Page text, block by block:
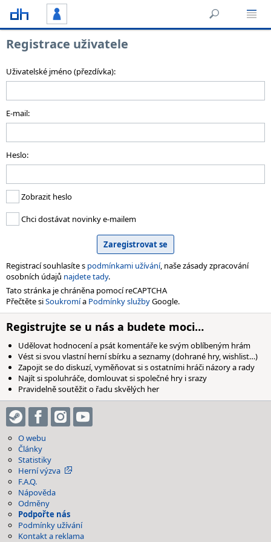
Registrace uživatele
Uživatelské jméno (přezdívka):
E-mail:
Heslo:
Zobrazit heslo
Chci dostávat novinky e-mailem
Registrací souhlasíte s podmínkami užívání, naše zásady zpracování
osobních údajů najdete tady.
Tato stránka je chráněna pomocí reCAPTCHA
Přečtěte siSoukromía Podmínky službyGoogle.
Registrujte se u nás a budete moci…
Udělovat hodnocení a psát komentáře ke svým oblíbeným hrám
Vést si svou vlastní herní sbírku a seznamy (dohrané hry, wishlist…)
Zapojit se do diskuzí, vyměňovat si s ostatními hráči názory a rady
Najít si spoluhráče, domlouvat si společné hry i srazy
Pravidelně soutěžit o řadu skvělých her
O webu
Články
Statistiky
Herní výzva
F.A.Q.
Nápověda
Odměny
Podpořte nás
Podmínky užívání
Kontakt a reklama